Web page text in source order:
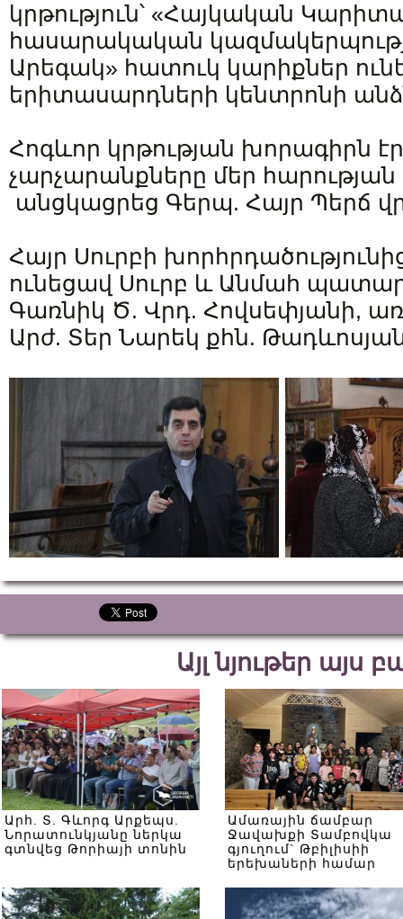
կրթություն՝ «Հայկական
հասարակական
Արեգակ» հատուկ կարիքներ
երիտասարդների կենտրոնի
Հոգևոր կրթության խորագիրն
չարչարանքները մեր
անցկացրեց Գերպ. Հայր Պերճ
Հայր Սուրբի
ունեցավ Սուրբ և Անմահ
Գառնիկ Ծ. Վրդ. Հովսեփյանի,
Արժ. Տեր Նարեկ քհն.
Այլ նյութեր այս
Արհ. Տ. Գևորգ Արքեպս.
Նորատունկյանը ներկա
գտնվեց Թորիայի տոնին
Ամառային ճամբար
Ջավախքի Տամբովկա
գյուղում` Թբիլիսիի
երեխաների համար